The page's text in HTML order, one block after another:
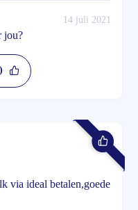
14 juli 2021
jou?
via ideal betalen,goede